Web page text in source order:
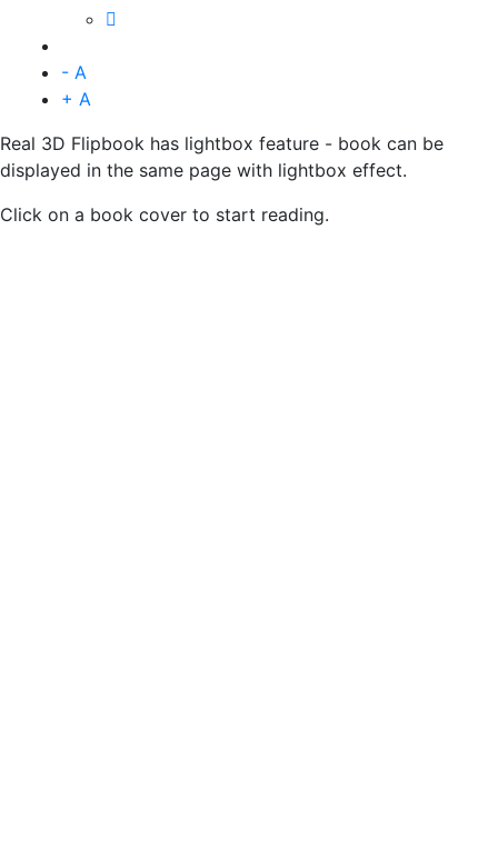
- A
+ A
Real 3D Flipbook has lightbox feature - book can be
displayed in the same page with lightbox effect.
Click on a book cover to start reading.